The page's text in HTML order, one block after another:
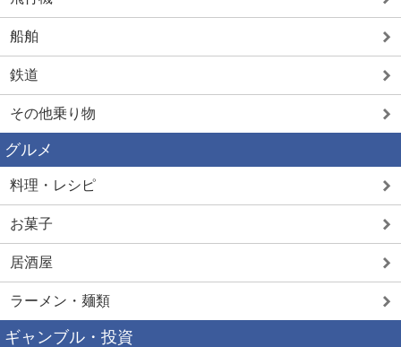
船舶
鉄道
その他乗り物
グルメ
料理・レシピ
お菓子
居酒屋
ラーメン・麺類
ギャンブル・投資